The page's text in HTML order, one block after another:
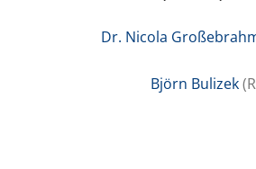
Dr. Nicola
Björn Bulizek